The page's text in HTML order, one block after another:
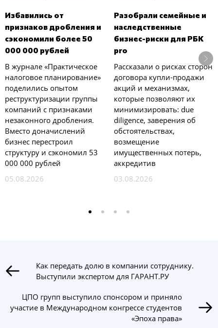
Избавились от
признаков дробления и
сэкономили более 50
000 000 рублей
В журнале «Практическое
налоговое планирование»
поделились опытом
реструктуризации группы
компаний с признаками
незаконного дробления.
Вместо доначислений
бизнес перестроил
структуру и сэкономил 53
000 000 рублей
05.08.2026
Разобрали семейные и
наследственные
бизнес-риски для РБК
pro
Рассказали о рисках сторон
договора купли-продажи
акций и механизмах,
которые позволяют их
минимизировать: due
diligence, заверения об
обстоятельствах,
возмещение
имущественных потерь,
аккредитив
03.08.2026
Как передать долю в компании сотруднику.
Выступили экспертом для ГАРАНТ.РУ
ЦПО групп выступило спонсором и приняло
участие в Международном конгрессе студентов
«Эпоха права»